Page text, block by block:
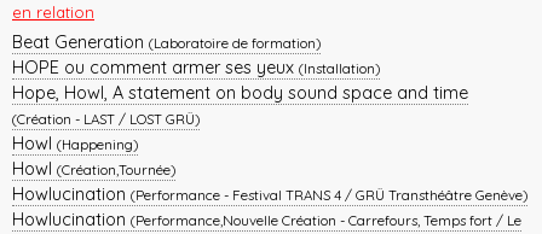
en relation
Beat Generation (Laboratoire de formation)
HOPE ou comment armer ses yeux (Installation)
Hope, Howl, A statement on body sound space and time
(Création - LAST / LOST GRÜ)
Howl (Happening)
Howl (Création,Tournée)
Howlucination (Performance - Festival TRANS 4 / GRÜ Transthéâtre Genève)
Howlucination (Performance,Nouvelle Création - Carrefours, Temps fort / Le